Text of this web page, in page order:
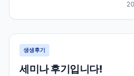
권태원 실장님의 도움을 받아 토론
하게 되었습니다. 대학 진학 문제
생생후기
세미나 후기입니다!